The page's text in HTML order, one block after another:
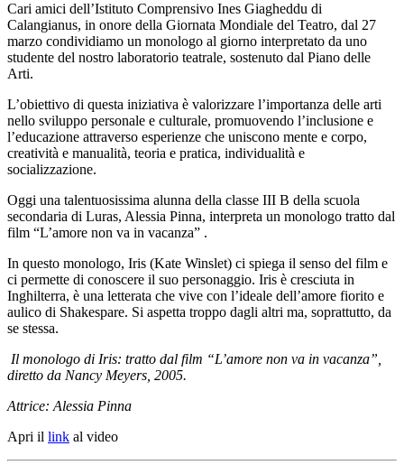
Cari amici dell’Istituto Comprensivo Ines Giagheddu di
Calangianus, in onore della Giornata Mondiale del Teatro, dal 27
marzo condividiamo un monologo al giorno interpretato da uno
studente del nostro laboratorio teatrale, sostenuto dal Piano delle
Arti.
L’obiettivo di questa iniziativa è valorizzare l’importanza delle arti
nello sviluppo personale e culturale, promuovendo l’inclusione e
l’educazione attraverso esperienze che uniscono mente e corpo,
creatività e manualità, teoria e pratica, individualità e
socializzazione.
Oggi una talentuosissima alunna della classe III B della scuola
secondaria di Luras, Alessia Pinna, interpreta un monologo tratto dal
film “L’amore non va in vacanza” .
In questo monologo, Iris (Kate Winslet) ci spiega il senso del film e
ci permette di conoscere il suo personaggio. Iris è cresciuta in
Inghilterra, è una letterata che vive con l’ideale dell’amore fiorito e
aulico di Shakespare. Si aspetta troppo dagli altri ma, soprattutto, da
se stessa.
Il monologo di Iris: tratto dal film “L’amore non va in vacanza”,
diretto da Nancy Meyers, 2005.
Attrice: Alessia Pinna
Apri il link al video